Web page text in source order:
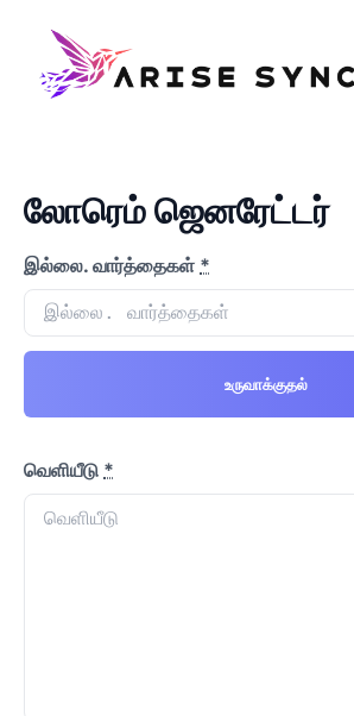
லோரெம் ஜெனரேட்டர்
இல்லை. வார்த்தைகள் *
உருவாக்குதல்
வெளியீடு *